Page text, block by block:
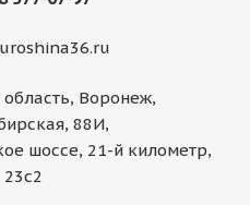
Воронеж,
88И,
шоссе, 21-й километр,
23с2